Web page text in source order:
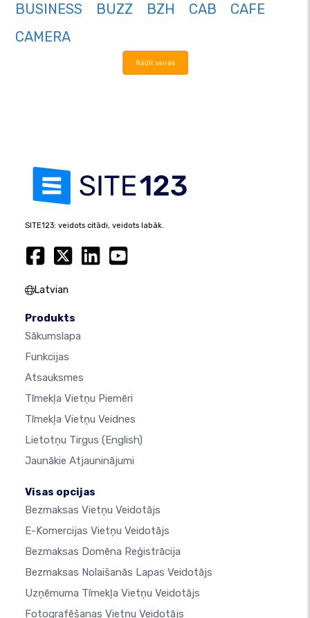
BUSINESS
BUZZ BZH CAB
CAFE
CAMERA
Rādīt vairāk
SITE123: veidots citādi, veidots labāk.
Latvian
Produkts
Sākumslapa
Funkcijas
Atsauksmes
Tīmekļa Vietņu Piemēri
Tīmekļa Vietņu Veidnes
Lietotņu Tirgus (English)
Jaunākie Atjauninājumi
Visas opcijas
Bezmaksas Vietņu Veidotājs
E-Komercijas Vietņu Veidotājs
Bezmaksas Domēna Reģistrācija
Bezmaksas Nolaišanās Lapas Veidotājs
Uzņēmuma Tīmekļa Vietņu Veidotājs
Fotografēšanas Vietņu Veidotājs